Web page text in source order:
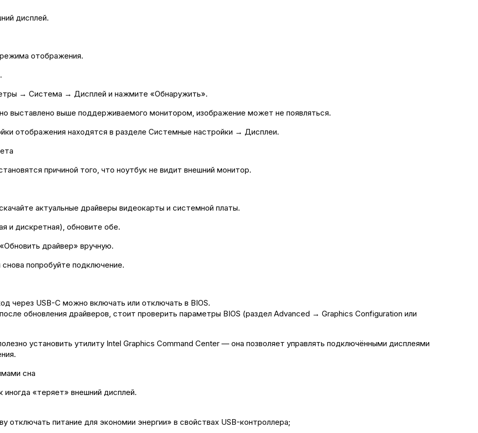
дисплей.
отображения.
→ Система → Дисплей и нажмите «Обнаружить».
выставлено выше поддерживаемого монитором, изображение может не появляться.
отображения находятся в разделе Системные настройки → Дисплеи.
причиной того, что ноутбук не видит внешний монитор.
актуальные драйверы видеокарты и системной платы.
и дискретная), обновите обе.
драйвер» вручную.
попробуйте подключение.
через USB-C можно включать или отключать в BIOS.
обновления драйверов, стоит проверить параметры BIOS (раздел Advanced → Graphics Configuration или
установить утилиту Intel Graphics Command Center — она позволяет управлять подключёнными дисплеями
сна
иногда «теряет» внешний дисплей.
отключать питание для экономии энергии» в свойствах USB-контроллера;